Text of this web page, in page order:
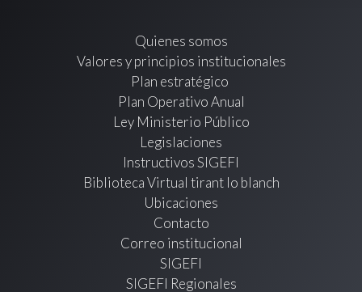
Quienes somos
Valores y principios institucionales
Plan estratégico
Plan Operativo Anual
Ley Ministerio Público
Legislaciones
Instructivos SIGEFI
Biblioteca Virtual tirant lo blanch
Ubicaciones
Contacto
Correo institucional
SIGEFI
SIGEFI Regionales